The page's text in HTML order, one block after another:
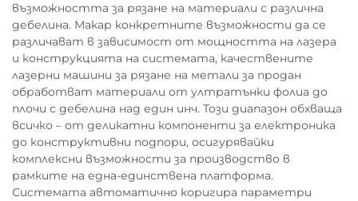
възможността за рязане на материали с различна
дебелина. Макар конкретните възможности да се
различават в зависимост от мощността на лазера
и конструкцията на системата, качествените
лазерни машини за рязане на метали за продан
обработват материали от ултратънки фолиа до
плочи с дебелина над един инч. Този диапазон обхваща
всичко – от деликатни компоненти за електроника
до конструктивни подпори, осигурявайки
комплексни възможности за производство в
рамките на една-единствена платформа.
Системата автоматично коригира параметри